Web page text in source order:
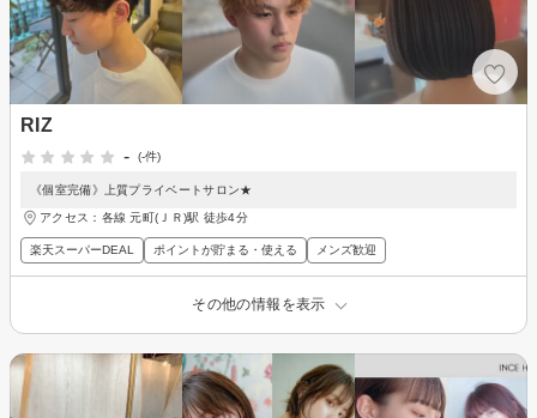
RIZ
-
(-件)
《個室完備》上質プライベートサロン★
アクセス：各線 元町(ＪＲ)駅 徒歩4分
楽天スーパーDEAL ポイントが貯まる・使える メンズ歓迎
その他の情報を表示